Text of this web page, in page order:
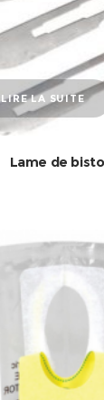
LIRE LA SUITE
Lame de